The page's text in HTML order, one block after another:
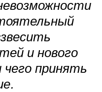
и нового
чего принять